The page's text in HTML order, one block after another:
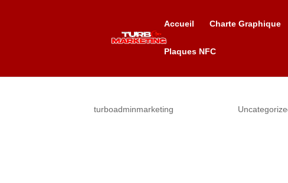
Accueil Charte Graphique
Plaques NFC
parturboadminmarketing